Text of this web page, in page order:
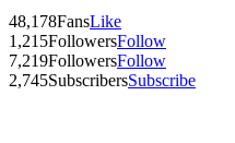
48,178FansLike
1,215FollowersFollow
7,219FollowersFollow
2,745SubscribersSubscribe